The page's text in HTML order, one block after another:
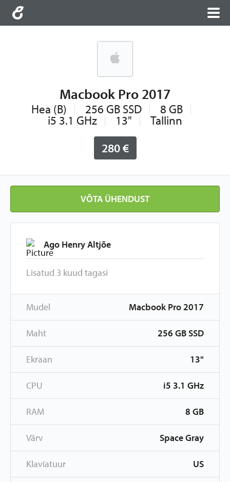
Macbook Pro 2017
Hea (B) 256 GB SSD 8 GB
i5 3.1 GHz 13"
Tallinn
280 €
VÕTA ÜHENDUST
Ago Henry Altjõe
Lisatud 3 kuud tagasi
Mudel Macbook Pro 2017
Maht 256 GB SSD
Ekraan 13"
CPU i5 3.1 GHz
RAM 8 GB
Värv Space Gray
Klaviatuur US